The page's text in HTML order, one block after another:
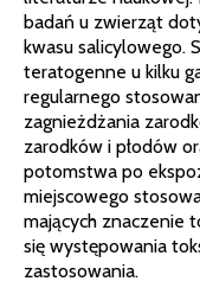
badań u zwierząt
kwasu salicylowego.
teratogenne u kilku
regularnego
zagnieżdżania
zarodków i płodów
potomstwa po
miejscowego
mających znaczenie
się występowania
zastosowania.